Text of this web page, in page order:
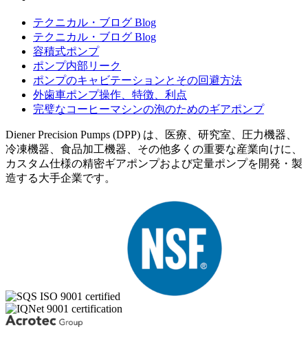
テクニカル・ブログ Blog
テクニカル・ブログ Blog
容積式ポンプ
ポンプ内部リーク
ポンプのキャビテーションとその回避方法
外歯車ポンプ操作、特徴、利点
完璧なコーヒーマシンの泡のためのギアポンプ
Diener Precision Pumps (DPP) は、医療、研究室、圧力機器、
冷凍機器、食品加工機器、その他多くの重要な産業向けに、
カスタム仕様の精密ギアポンプおよび定量ポンプを開発・製
造する大手企業です。